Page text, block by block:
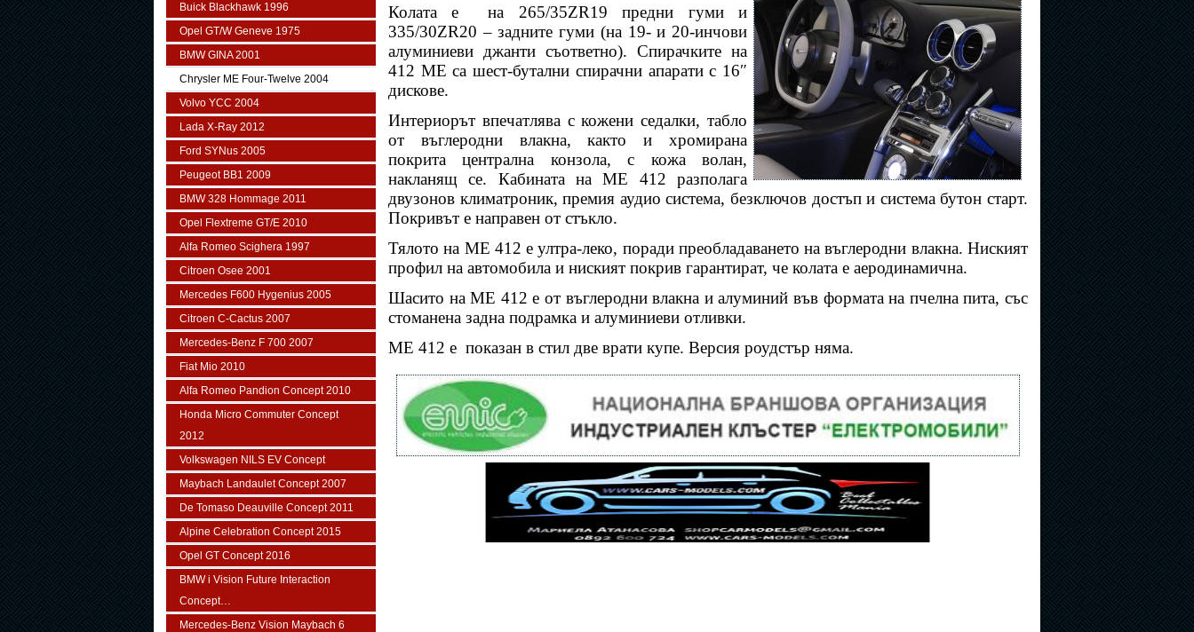
Buick Blackhawk 1996
Opel GT/W Geneve 1975
BMW GINA 2001
Chrysler ME Four-Twelve 2004
Volvo YCC 2004
Lada X-Ray 2012
Ford SYNus 2005
Peugeot BB1 2009
BMW 328 Hommage 2011
Opel Flextreme GT/E 2010
Alfa Romeo Scighera 1997
Citroen Osee 2001
Mercedes F600 Hygenius 2005
Citroen C-Cactus 2007
Mercedes-Benz F 700 2007
Fiat Mio 2010
Alfa Romeo Pandion Concept 2010
Honda Micro Commuter Concept
2012
Volkswagen NILS EV Concept
Maybach Landaulet Concept 2007
De Tomaso Deauville Concept 2011
Alpine Celebration Concept 2015
Opel GT Concept 2016
BMW i Vision Future Interaction
Concept…
Mercedes-Benz Vision Maybach 6
Колата е
на 265/35ZR19 предни гуми и
335/30ZR20 – задните гуми (на 19- и 20-инчови
алуминиеви джанти съответно). Спирачките на
412 ME са шест-бутални спирачни апарати с 16″
дискове.
Интериорът впечатлява с кожени седалки, табло
от въглеродни влакна, както и хромирана
покрита централна конзола, с кожа волан,
накланящ се. Кабината на ME 412 разполага
двузонов климатроник, премия аудио система, безключов достъп и система бутон старт.
Покривът е направен от стъкло.
Тялото на ME 412 е ултра-леко, поради преобладаването на въглеродни влакна. Ниският
профил на автомобила и ниският покрив гарантират, че колата е аеродинамична.
Шасито на ME 412 е от въглеродни влакна и алуминий във формата на пчелна пита, със
стоманена задна подрамка и алуминиеви отливки.
ME 412 е показан в стил две врати купе. Версия роудстър няма.